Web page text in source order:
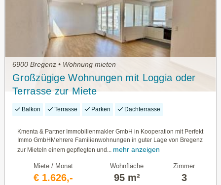
6900 Bregenz • Wohnung mieten
Großzügige Wohnungen mit Loggia oder
Terrasse zur Miete
Balkon Terrasse Parken Dachterrasse
Kmenta & Partner Immobilienmakler GmbH in Kooperation mit Perfekt
Immo GmbHMehrere Familienwohnungen in guter Lage von Bregenz
zur MieteIn einem gepflegten und... mehr anzeigen
Miete / Monat
€ 1.626,-
Wohnfläche
95 m²
Zimmer
3